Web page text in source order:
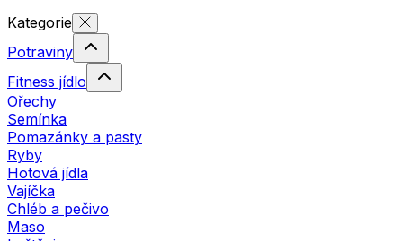
Kategorie
Potraviny
Fitness jídlo
Ořechy
Semínka
Pomazánky a pasty
Ryby
Hotová jídla
Vajíčka
Chléb a pečivo
Maso